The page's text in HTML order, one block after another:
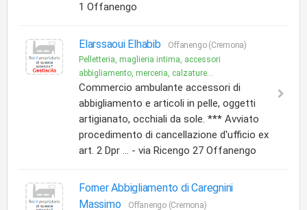
1 Offanengo
Elarssaoui Elhabib
Offanengo (Cremona)
Pelletteria, maglieria intima, accessori
abbigliamento, merceria, calzature...
Commercio ambulante accessori di
abbigliamento e articoli in pelle, oggetti
artigianato, occhiali da sole. *** Avviato
procedimento di cancellazione d'ufficio ex
art. 2 Dpr ... - via Ricengo 27 Offanengo
Forner Abbigliamento di Caregnini
Massimo
Offanengo (Cremona)